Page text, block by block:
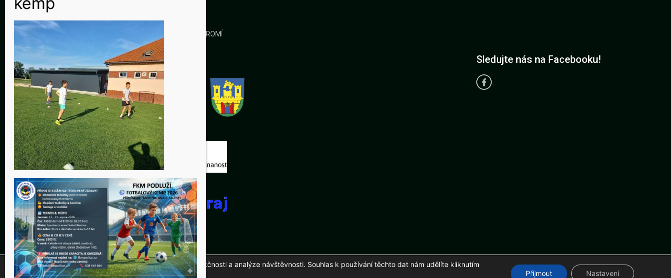
KLUB
OCHRANA SOUKROMÍ
Sledujte nás na Facebooku!
© 2026 Fotbalový klub mládeže Podluží, z. s.Zhotovení a správamartinuhlir.com
Tento web využívá soubory cookies ke správné funkčnosti a analýze návštěvnosti. Souhlas k používání těchto dat nám udělíte kliknutím
na tlačítko "Přijmout".
Přijmout Nastavení